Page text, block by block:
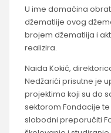
U ime domaćina
džematlije ovog
brojem džematlija i
realizira.
Naida Kokić,
Nedžarići prisutne je
projektima koji su do
sektorom Fondacije
slobodni preporučiti